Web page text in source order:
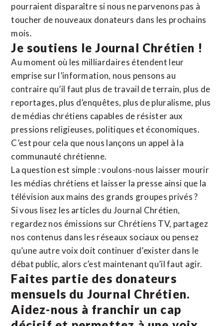
pourraient disparaître si nous ne parvenons pas à
toucher de nouveaux donateurs dans les prochains
mois.
Je soutiens le Journal Chrétien !
Au moment où les milliardaires étendent leur
emprise sur l’information, nous pensons au
contraire qu’il faut plus de travail de terrain, plus de
reportages, plus d’enquêtes, plus de pluralisme, plus
de médias chrétiens capables de résister aux
pressions religieuses, politiques et économiques.
C’est pour cela que nous lançons un appel à la
communauté chrétienne.
La question est simple : voulons-nous laisser mourir
les médias chrétiens et laisser la presse ainsi que la
télévision aux mains des grands groupes privés ?
Si vous lisez les articles du Journal Chrétien,
regardez nos émissions sur Chrétiens TV, partagez
nos contenus dans les réseaux sociaux ou pensez
qu’une autre voix doit continuer d’exister dans le
débat public, alors c’est maintenant qu’il faut agir.
Faites partie des donateurs
mensuels du Journal Chrétien.
Aidez-nous à franchir un cap